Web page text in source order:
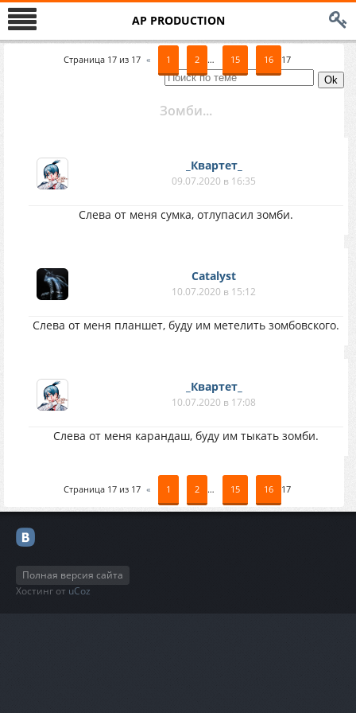
AP PRODUCTION
Страница 17из 17 « 1 2 … 15 16 17
Зомби...
_Квартет_
09.07.2020 в 16:35
Слева от меня сумка, отлупасил зомби.
Catalyst
10.07.2020 в 15:12
Слева от меня планшет, буду им метелить зомбовского.
_Квартет_
10.07.2020 в 17:08
Слева от меня карандаш, буду им тыкать зомби.
Страница 17из 17 « 1 2 … 15 16 17
Полная версия сайта
Хостинг от uCoz